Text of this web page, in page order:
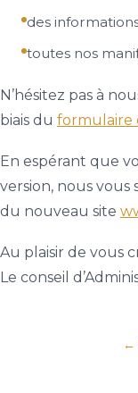
des
toutes nos
N’hésitez pas à
biais du formulaire
En espérant que
version, nous
du nouveau site
Au plaisir de vous
Le conseil
←